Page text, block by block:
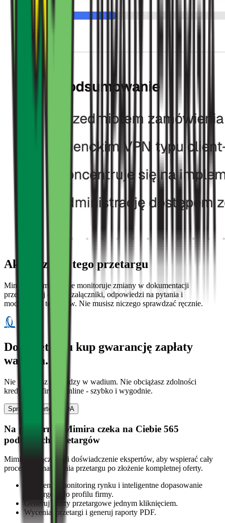
Aktualizacje tego przetargu
Mimira automatycznie monitoruje zmiany w dokumentacji
przetargowej - nowe załączniki, odpowiedzi na pytania i
modyfikacje terminów. Nie musisz niczego sprawdzać ręcznie.
Do przetargu kup gwarancję zapłaty
wadium.
Nie blokujesz pieniędzy w wadium. Nie obciążasz zdolności
kredytowej firmy. Online - szybko i wygodnie.
Sprawdź ofertę UNIQA
Na platformie Mimira czeka na Ciebie 565
podobnych przetargów
Mimira.eu łączy AI i doświadczenie ekspertów, aby wspierać cały
proces: od znalezienia przetargu po złożenie kompletnej oferty.
Codzienny monitoring rynku i inteligentne dopasowanie
przetargów do profilu firmy.
Generuj oferty przetargowe jednym kliknięciem.
Wyceniaj przetargi i generuj raporty PDF.